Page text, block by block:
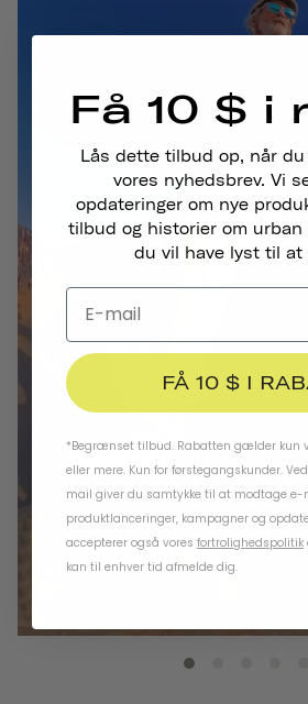
Få 10 $ i
Lås dette tilbud op, når
vores nyhedsbrev. Vi
opdateringer om nye
tilbud og historier om urban
du vil have lyst til
FÅ 10 $ I
*Begrænset tilbud. Rabatten gælder kun
eller mere. Kun for førstegangskunder.
mail giver du samtykke til at modtage e-
produktlanceringer, kampagner og
accepterer også vores fortrolighedspolitik
kan til enhver tid afmelde dig.